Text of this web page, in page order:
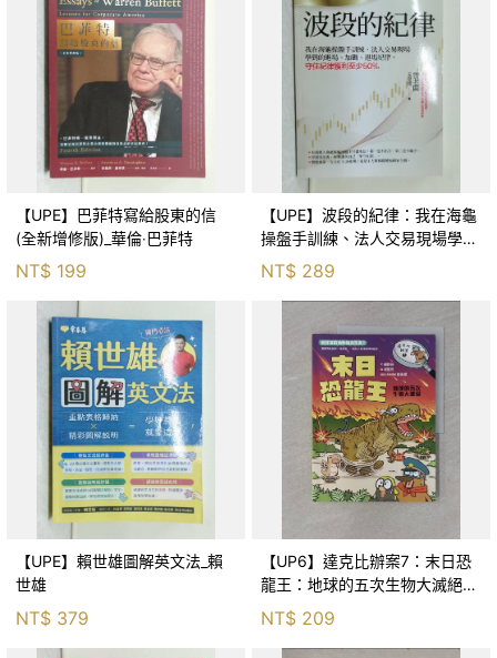
【UPE】巴菲特寫給股東的信
(全新增修版)_華倫‧巴菲特
NT$ 199
【UPE】波段的紀律：我在海龜
操盤手訓練、法人交易現場學到
的進場、加碼、退場紀律，守住
紀律獲利至少50％_雷老闆
NT$ 289
【UPE】賴世雄圖解英文法_賴
世雄
NT$ 379
【UP6】達克比辦案7：末日恐
龍王：地球的五次生物大滅絕_
胡妙芬
NT$ 209